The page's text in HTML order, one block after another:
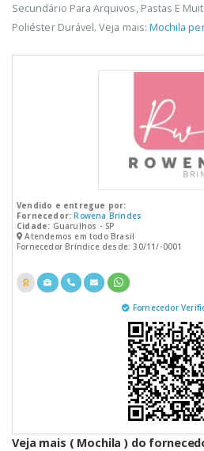
Secundário Para Arquivos, Pastas E
Poliéster Durável. Veja mais: Mochila
Vendido e entregue por:
Fornecedor: Rowena Brindes
Cidade: Guarulhos - SP
Atendemos em todo Brasil
Fornecedor Bríndice desde: 30/11/-0001
Fornecedor
Veja mais ( Mochila ) do